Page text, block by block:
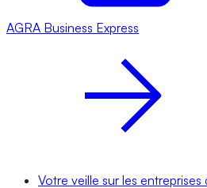
AGRA Business Express
Votre veille sur les